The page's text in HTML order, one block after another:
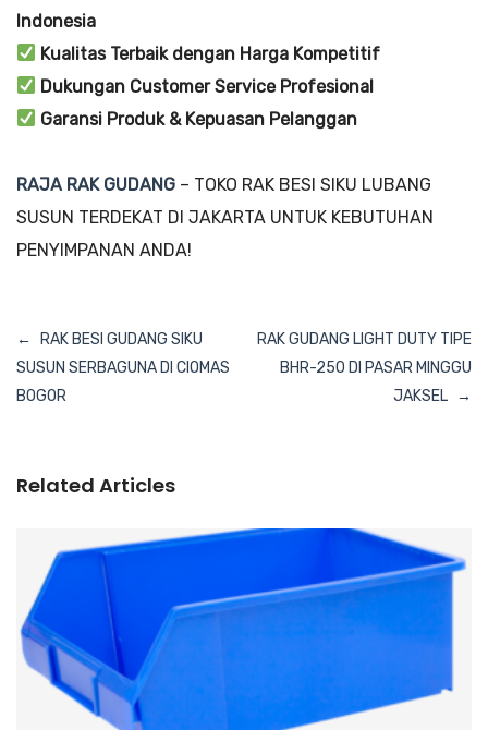
Indonesia
Kualitas Terbaik dengan Harga Kompetitif
Dukungan Customer Service Profesional
Garansi Produk & Kepuasan Pelanggan
RAJA RAK GUDANG – TOKO RAK BESI SIKU LUBANG
SUSUN TERDEKAT DI JAKARTA UNTUK KEBUTUHAN
PENYIMPANAN ANDA!
Navigasi
pos
RAK BESI GUDANG SIKU
SUSUN SERBAGUNA DI CIOMAS
BOGOR
RAK GUDANG LIGHT DUTY TIPE
BHR-250 DI PASAR MINGGU
JAKSEL
Related Articles